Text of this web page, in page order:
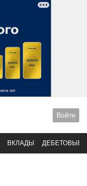
Войти
ВКЛАДЫ ДЕБЕТОВЫЕ